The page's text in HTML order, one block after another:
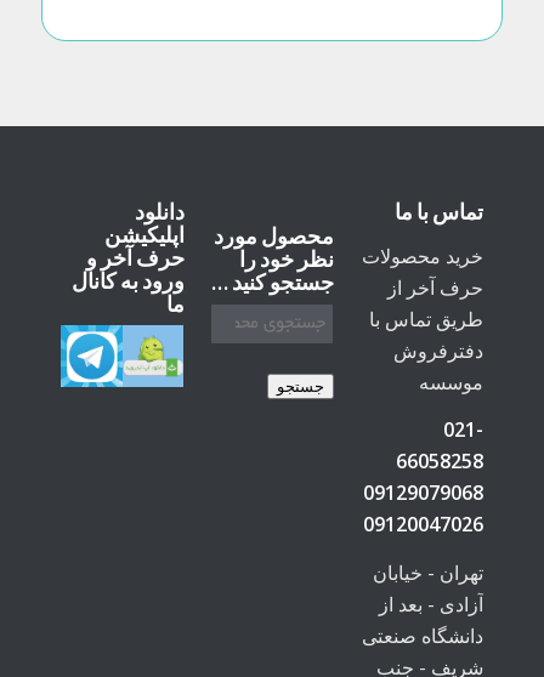
تماس با ما
خرید محصولات
حرف آخر از
طریق تماس با
دفترفروش
موسسه
021-
66058258
09129079068
09120047026
تهران - خیابان
آزادی - بعد از
دانشگاه صنعتی
شریف - جنب
محصول مورد
نظر خود را
جستجو کنید …
جستجو
دانلود
اپلیکیشن
حرف آخر و
ورود به کانال
ما